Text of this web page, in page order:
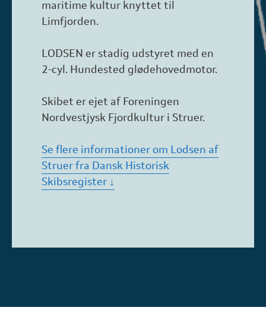
maritime kultur knyttet til
Limfjorden.
LODSEN er stadig udstyret med en
2-cyl. Hundested glødehovedmotor.
Skibet er ejet af Foreningen
Nordvestjysk Fjordkultur i Struer.
Se flere informationer om Lodsen af
Struer fra Dansk Historisk
Skibsregister ↓